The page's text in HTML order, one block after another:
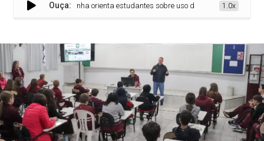
Ouça:
Campanha orienta estudantes sobre uso de patinetes elétricos,
1.0x